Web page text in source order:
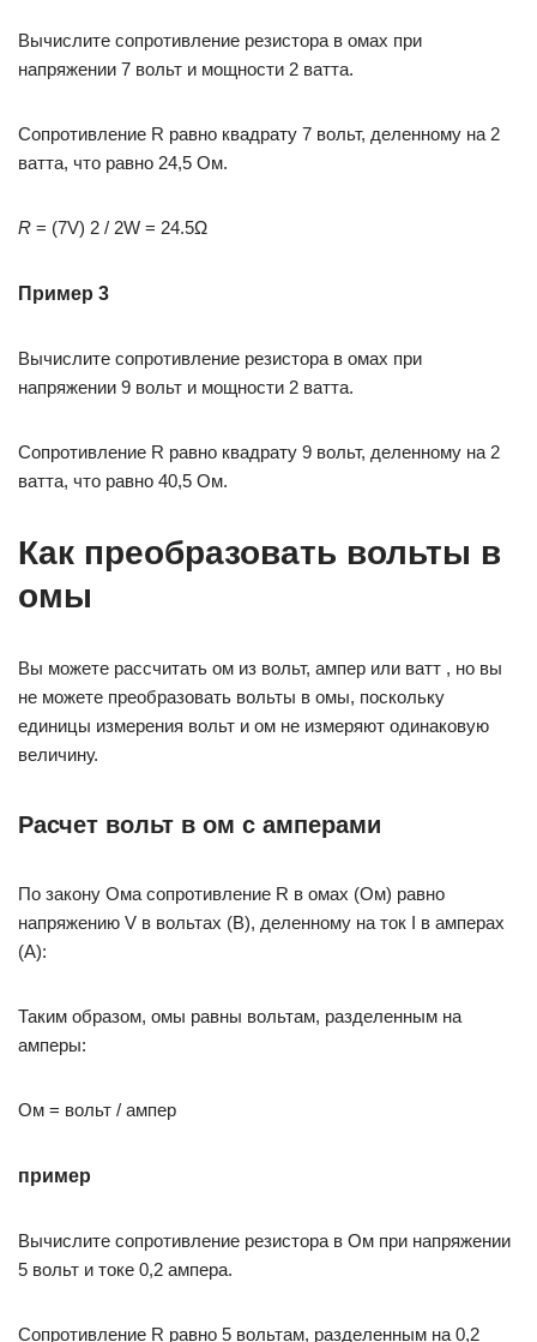
Вычислите сопротивление резистора в омах при
напряжении 7 вольт и мощности 2 ватта.
Сопротивление R равно квадрату 7 вольт, деленному на 2
ватта, что равно 24,5 Ом.
R = (7V) 2 / 2W = 24.5Ω
Пример 3
Вычислите сопротивление резистора в омах при
напряжении 9 вольт и мощности 2 ватта.
Сопротивление R равно квадрату 9 вольт, деленному на 2
ватта, что равно 40,5 Ом.
Как преобразовать вольты в
омы
Вы можете рассчитать ом из вольт, ампер или ватт , но вы
не можете преобразовать вольты в омы, поскольку
единицы измерения вольт и ом не измеряют одинаковую
величину.
Расчет вольт в ом с амперами
По закону Ома сопротивление R в омах (Ом) равно
напряжению V в вольтах (В), деленному на ток I в амперах
(А):
Таким образом, омы равны вольтам, разделенным на
амперы:
Ом = вольт / ампер
пример
Вычислите сопротивление резистора в Ом при напряжении
5 вольт и токе 0,2 ампера.
Сопротивление R равно 5 вольтам, разделенным на 0,2